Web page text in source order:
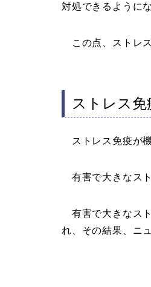
対処できるように
この点、ストレ
ストレス
ストレス免疫が
有害で大きなス
有害で大きなス
れ、その結果、ニ